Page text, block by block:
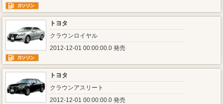
トヨタ
クラウンロイヤル
2012-12-01 00:00:00.0 発売
トヨタ
クラウンアスリート
2012-12-01 00:00:00.0 発売